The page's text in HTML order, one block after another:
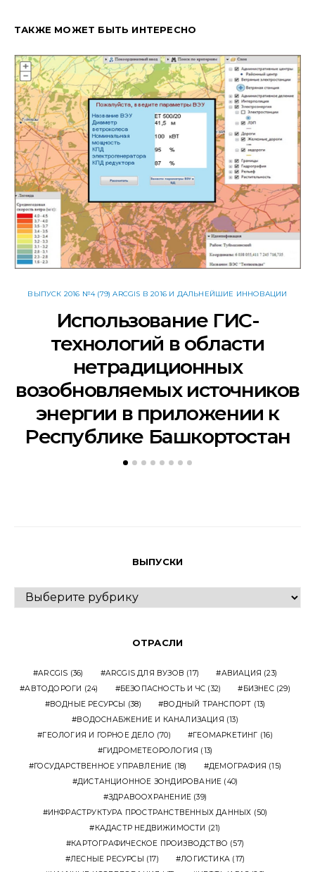
ТАКЖЕ МОЖЕТ БЫТЬ ИНТЕРЕСНО
ВЫПУСК 2016 №4 (79) ARCGIS В 2016 И ДАЛЬНЕЙШИЕ ИННОВАЦИИ
Использование ГИС-
технологий в области
нетрадиционных
возобновляемых источников
энергии в приложении к
Республике Башкортостан
ВЫПУСКИ
ВЫПУСКИ
ОТРАСЛИ
ARCGIS (36) ARCGIS ДЛЯ ВУЗОВ (17) АВИАЦИЯ (23)
АВТОДОРОГИ (24) БЕЗОПАСНОСТЬ И ЧС (32) БИЗНЕС(29)
ВОДНЫЕ РЕСУРСЫ (38) ВОДНЫЙ ТРАНСПОРТ (13)
ВОДОСНАБЖЕНИЕ И КАНАЛИЗАЦИЯ (13)
ГЕОЛОГИЯ И ГОРНОЕ ДЕЛО (70) ГЕОМАРКЕТИНГ (16)
ГИДРОМЕТЕОРОЛОГИЯ (13)
ГОСУДАРСТВЕННОЕ УПРАВЛЕНИЕ (18) ДЕМОГРАФИЯ (15)
ДИСТАНЦИОННОЕ ЗОНДИРОВАНИЕ (40)
ЗДРАВООХРАНЕНИЕ (39)
ИНФРАСТРУКТУРА ПРОСТРАНСТВЕННЫХ ДАННЫХ (50)
КАДАСТР НЕДВИЖИМОСТИ (21)
КАРТОГРАФИЧЕСКОЕ ПРОИЗВОДСТВО (57)
ЛЕСНЫЕ РЕСУРСЫ (17) ЛОГИСТИКА (17)